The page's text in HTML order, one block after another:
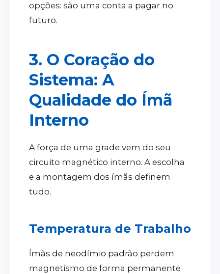
opções: são uma conta a pagar no
futuro.
3. O Coração do
Sistema: A
Qualidade do Ímã
Interno
A força de uma grade vem do seu
circuito magnético interno. A escolha
e a montagem dos ímãs definem
tudo.
Temperatura de Trabalho
Ímãs de neodímio padrão perdem
magnetismo de forma permanente